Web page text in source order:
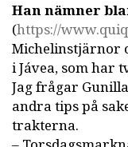
Han nämner
(https://
Michelinstjärnor
i Jávea, som har
Jag frågar
andra tips på
trakterna.